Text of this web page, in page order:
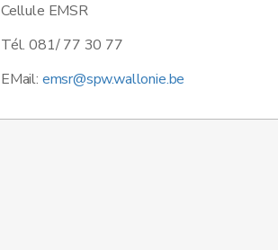
Cellule EMSR
Tél. 081/ 77 30 77
EMail: emsr@spw.wallonie.be